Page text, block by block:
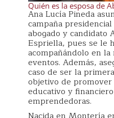
Quién es la esposa de
Ana Lucía Pineda
campaña
abogado y candidato
Espriella, pues se le
acompañándolo en
eventos. Además,
caso de ser la
objetivo de
educativo y
emprendedoras.